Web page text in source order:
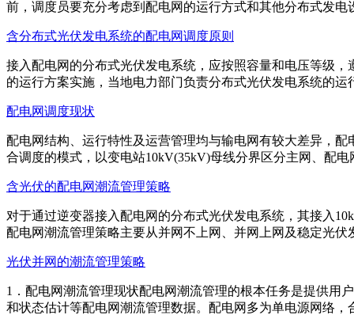
前，调度员要充分考虑到配电网的运行方式和其他分布式发电
含分布式光伏发电系统的配电网调度原则
接入配电网的分布式光伏发电系统，应按照容量和电压等级
的运行方案实施，当地电力部门负责分布式光伏发电系统的运
配电网调度现状
配电网结构、运行特性及运营管理均与输电网有较大差异，
合调度的模式，以变电站10kV(35kV)母线分界区分主网、配
含光伏的配电网潮流管理策略
对于通过逆变器接入配电网的分布式光伏发电系统，其接入
配电网潮流管理策略主要从并网不上网、并网上网及稳定光伏
光伏并网的潮流管理策略
1．配电网潮流管理现状配电网潮流管理的根本任务是提供用
和状态估计等配电网潮流管理数据。配电网多为单电源网络，